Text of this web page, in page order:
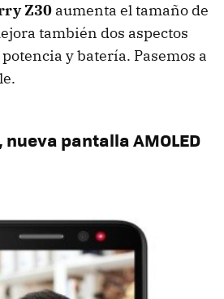
Z30 aumenta el tamaño de
también dos aspectos
y batería. Pasemos a
pantalla AMOLED